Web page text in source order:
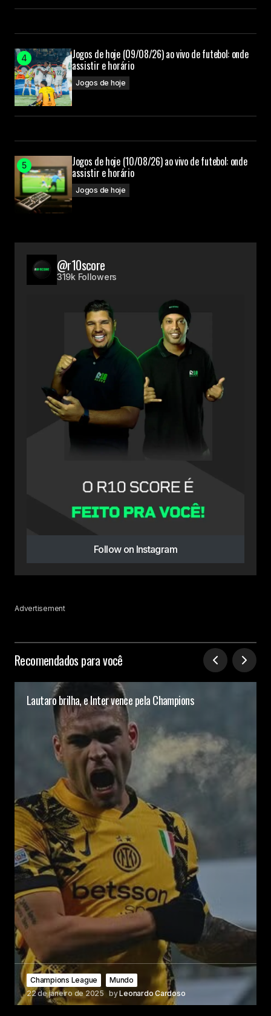
Jogos de hoje (09/08/26) ao vivo de futebol: onde
assistir e horário
Jogos de hoje
Jogos de hoje (10/08/26) ao vivo de futebol: onde
assistir e horário
Jogos de hoje
@r10score
319k Followers
Follow on Instagram
Advertisement
Recomendados para você
Lautaro brilha, e Inter vence pela Champions
Champions League
Mundo
22 de janeiro de 2025 byLeonardo Cardoso